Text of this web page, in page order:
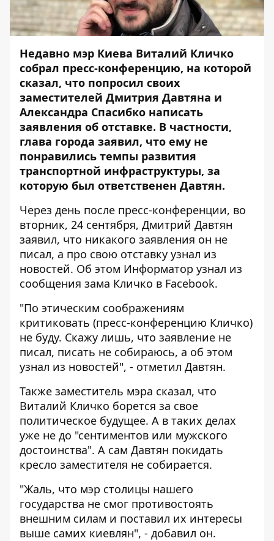
Недавно мэр Киева Виталий Кличко
собрал пресс-конференцию, на которой
сказал, что попросил своих
заместителей Дмитрия Давтяна и
Александра Спасибко написать
заявления об отставке. В частности,
глава города заявил, что ему не
понравились темпы развития
транспортной инфраструктуры, за
которую был ответственен Давтян.
Через день после пресс-конференции, во
вторник, 24 сентября, Дмитрий Давтян
заявил, что никакого заявления он не
писал, а про свою отставку узнал из
новостей. Об этом Информатор узнал из
сообщения зама Кличко в Facebook.
"По этическим соображениям
критиковать (пресс-конференцию Кличко)
не буду. Скажу лишь, что заявление не
писал, писать не собираюсь, а об этом
узнал из новостей", - отметил Давтян.
Также заместитель мэра сказал, что
Виталий Кличко борется за свое
политическое будущее. А в таких делах
уже не до "сентиментов или мужского
достоинства". А сам Давтян покидать
кресло заместителя не собирается.
"Жаль, что мэр столицы нашего
государства не смог противостоять
внешним силам и поставил их интересы
выше самих киевлян", - добавил он.